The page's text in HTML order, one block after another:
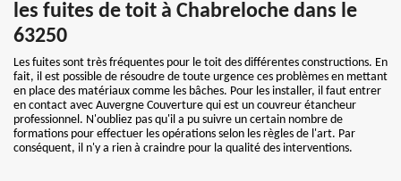
les fuites de toit à Chabreloche dans le
63250
Les fuites sont très fréquentes pour le toit des différentes constructions. En
fait, il est possible de résoudre de toute urgence ces problèmes en mettant
en place des matériaux comme les bâches. Pour les installer, il faut entrer
en contact avec Auvergne Couverture qui est un couvreur étancheur
professionnel. N'oubliez pas qu'il a pu suivre un certain nombre de
formations pour effectuer les opérations selon les règles de l'art. Par
conséquent, il n'y a rien à craindre pour la qualité des interventions.